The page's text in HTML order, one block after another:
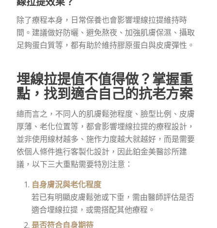
除了療程本身，日常保養也會影響埋線拉提維持時
間。建議做好防曬、避免熬夜、加強肌膚保濕、攝取
足夠蛋白質等，都有助於維持膠原蛋白與皮膚彈性。
埋線拉提值不值得做？掌握重
點，找到適合自己的抗老方案
總而言之，不同人的肌膚鬆弛程度、臉型比例、皮膚
厚薄、老化位置等，都會影響埋線拉提的療程設計，
並非使用線材越多、施作力度越大就越好，而是需要
依個人條件進行客製化設計，因此鉑金美醫診所建
議，以下三大重點需要特別注意：
自身膚況與老化程度
若已有明顯皮膚鬆弛或下垂，需由醫師評估是否
適合埋線拉提，或需搭配其他療程。
是否符合自身期待